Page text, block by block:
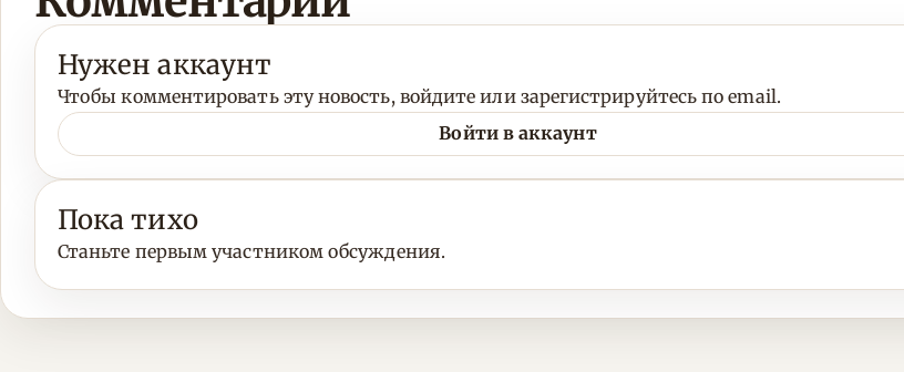
Нужен аккаунт
Чтобы комментировать эту новость, войдите или зарегистрируйтесь по email.
Войти в аккаунт
Пока тихо
Станьте первым участником обсуждения.